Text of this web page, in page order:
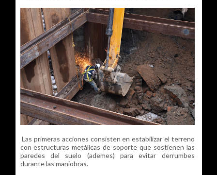
Las primeras acciones consisten en estabilizar el terreno
con estructuras metálicas de soporte que sostienen las
paredes del suelo (ademes) para evitar derrumbes
durante las maniobras.